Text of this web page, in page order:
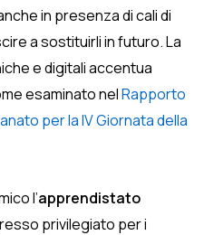
in presenza di cali di
a sostituirli in futuro. La
e digitali accentua
esaminato nelRapporto
per la IV Giornata della
l’apprendistato
privilegiato per i